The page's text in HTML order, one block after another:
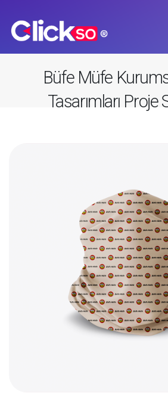
Büfe Müfe
Tasarımları